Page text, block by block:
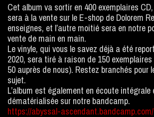
Cet album va sortir en 400 exemplaires
sera à la vente sur le E-shop de Dolorem
enseignes, et l’autre moitié sera en notre
vente de main en main.
Le vinyle, qui vous le savez déjà a été
2020, sera tiré à raison de 150
50 auprès de nous). Restez branchés pour
sujet.
L’album est également en écoute intégrale
dématérialisée sur notre bandcamp.
https://abyssal-ascendant.bandcamp.com/